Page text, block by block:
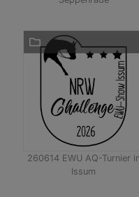
260614 EWU AQ-Turnier
Issum